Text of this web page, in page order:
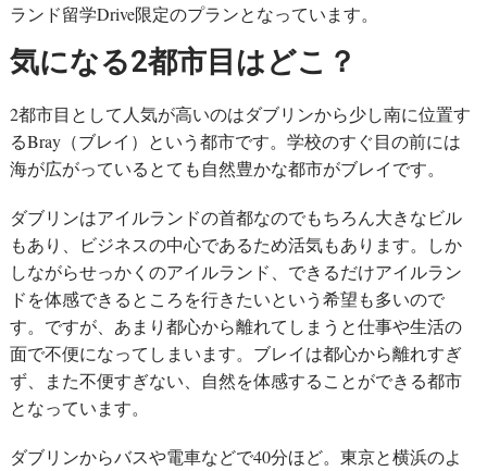
ランド留学Drive限定のプランとなっています。
気になる2都市目はどこ？
2都市目として人気が高いのはダブリンから少し南に位置す
るBray（ブレイ）という都市です。学校のすぐ目の前には
海が広がっているとても自然豊かな都市がブレイです。
ダブリンはアイルランドの首都なのでもちろん大きなビル
もあり、ビジネスの中心であるため活気もあります。しか
しながらせっかくのアイルランド、できるだけアイルラン
ドを体感できるところを行きたいという希望も多いので
す。ですが、あまり都心から離れてしまうと仕事や生活の
面で不便になってしまいます。ブレイは都心から離れすぎ
ず、また不便すぎない、自然を体感することができる都市
となっています。
ダブリンからバスや電車などで40分ほど。東京と横浜のよ